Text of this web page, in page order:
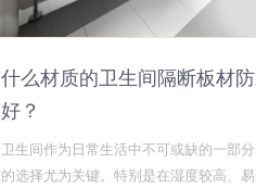
什么材质的卫生间隔断板材
好？
卫生间作为日常生活中不可或缺的一部
的选择尤为关键。特别是在湿度较高、